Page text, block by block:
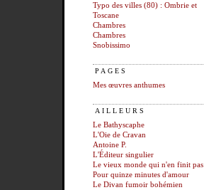
Typo des villes (80) : Ombrie et
Toscane
Chambres
Chambres
Snobissimo
PAGES
Mes œuvres anthumes
AILLEURS
Le Bathyscaphe
L'Oie de Cravan
Antoine P.
L'Éditeur singulier
Le vieux monde qui n'en finit pas
Pour quinze minutes d'amour
Le Divan fumoir bohémien